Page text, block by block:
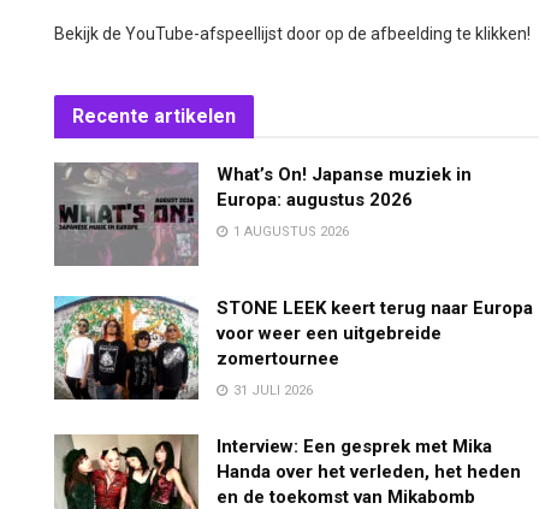
Bekijk de YouTube-afspeellijst door op de afbeelding te klikken!
Recente artikelen
What’s On! Japanse muziek in
Europa: augustus 2026
1 AUGUSTUS 2026
STONE LEEK keert terug naar Europa
voor weer een uitgebreide
zomertournee
31 JULI 2026
Interview: Een gesprek met Mika
Handa over het verleden, het heden
en de toekomst van Mikabomb